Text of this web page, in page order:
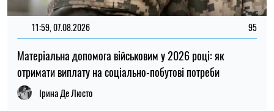
20:27, 06.08.2026